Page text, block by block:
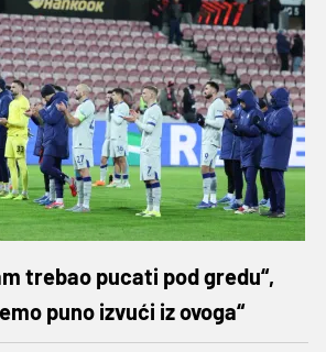
trebao pucati pod gredu“,
puno izvući iz ovoga“